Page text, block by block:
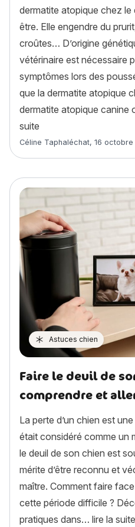
dermatite atopique chez
être. Elle engendre du
croûtes… D’origine
vétérinaire est nécessaire
symptômes lors des
que la dermatite atopique
dermatite atopique canine
suite
Article rédigé par
Céline Taphaléchat, 16 octobre
Astuces chien
Faire le deuil de
comprendre et
La perte d’un chien est
était considéré comme un
le deuil de son chien est
mérite d’être reconnu et
maître. Comment faire
cette période difficile ?
pratiques dans… lire la suite